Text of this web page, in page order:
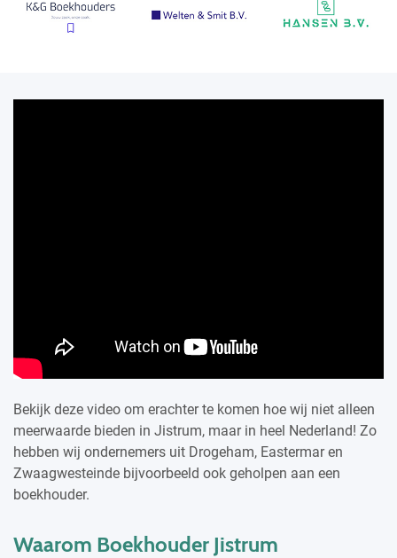
Bekijk deze video om erachter te komen hoe wij niet alleen
meerwaarde bieden in Jistrum, maar in heel Nederland! Zo
hebben wij ondernemers uit Drogeham, Eastermar en
Zwaagwesteinde bijvoorbeeld ook geholpen aan een
boekhouder.
Waarom Boekhouder Jistrum